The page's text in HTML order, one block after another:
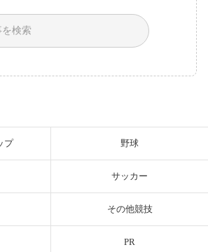
プ 野球
サッカー
その他競技
PR